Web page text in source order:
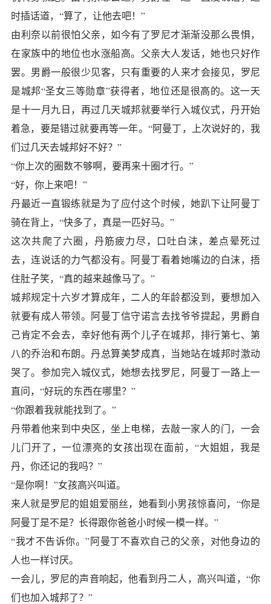
时插话道，“算了，让他去吧！”
由利奈以前很怕父亲，如今有了罗尼才渐渐没那么畏惧，
在家族中的地位也水涨船高。父亲大人发话，她也只好作
罢。男爵一般很少见客，只有重要的人来才会接见，罗尼
是城邦“圣女三等勋章”获得者，地位还是很高的。这一天
是十一月九日，再过几天城邦就要举行入城仪式，丹开始
着急，要是错过就要再等一年。“阿曼丁，上次说好的，我
们过几天去城邦好不好？”
“你上次的圈数不够啊，要再来十圈才行。”
“好，你上来吧！”
丹最近一直锻练就是为了应付这个时候，她趴下让阿曼丁
骑在背上，“快多了，真是一匹好马。”
这次共爬了六圈，丹筋疲力尽，口吐白沫，差点晕死过
去，连说话的力气都没有。阿曼丁看着她嘴边的白沫，捂
住肚子笑，“真的越来越像马了。”
城邦规定十六岁才算成年，二人的年龄都没到，要想加入
就要有成人带领。阿曼丁信守诺言去找爷爷提起，男爵自
己肯定不会去，幸好他有两个儿子在城邦，排行第七、第
八的乔治和布朗。丹总算美梦成真，当她站在城邦时激动
哭了。参加完入城仪式，她想去找罗尼，阿曼丁一路上一
直问，“好玩的东西在哪里？”
“你跟着我就能找到了。”
丹带着他来到中央区，坐上电梯，去敲一家人的门，一会
儿门开了，一位漂亮的女孩出现在面前，“大姐姐，我是
丹，你还记的我吗？”
“是你啊！”女孩高兴叫道。
来人就是罗尼的姐姐爱丽丝，她看到小男孩惊喜问，“你是
阿曼丁是不是？长得跟你爸爸小时候一模一样。”
“我才不告诉你。”阿曼丁不喜欢自己的父亲，对他身边的
人也一样讨厌。
一会儿，罗尼的声音响起，他看到丹二人，高兴叫道，“你
们也加入城邦了？”